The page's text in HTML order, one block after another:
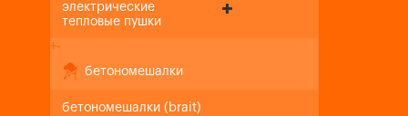
электрические
тепловые пушки
+-
бетономешалки
бетономешалки (brait)